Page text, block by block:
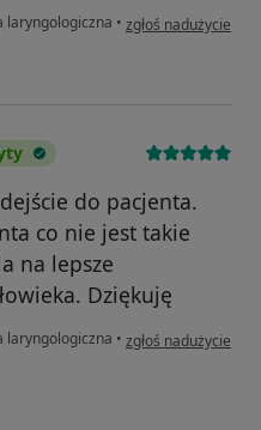
laryngologiczna • w opinii
zgłoś nadużycie
do pacjenta.
co nie jest takie
na lepsze
Dziękuję
laryngologiczna • w opinii
zgłoś nadużycie